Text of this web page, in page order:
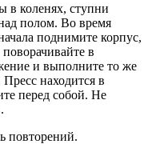
в коленях, ступни
полом. Во время
поднимите корпус,
в
и выполните то же
находится в
перед собой. Не
повторений.